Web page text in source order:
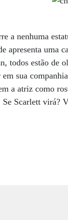
a nenhuma
apresenta uma
todos estão de
sua
a atriz como
Scarlett virá?